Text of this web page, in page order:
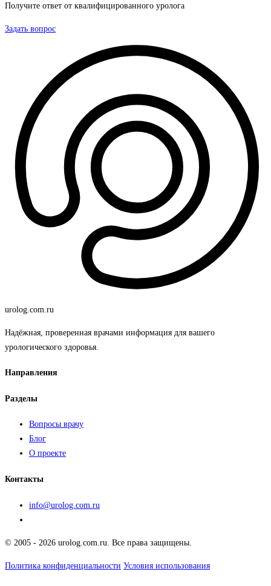
Получите ответ от квалифицированного уролога
Задать вопрос
urolog .com.ru
Надёжная, проверенная врачами информация для вашего
урологического здоровья.
Направления
Разделы
Вопросы врачу
Блог
О проекте
Контакты
info@urolog.com.ru
© 2005 - 2026 urolog.com.ru. Все права защищены.
Политика конфиденциальности Условия использования